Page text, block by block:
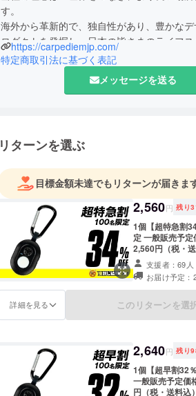
す。
海外から革新的で、独自性があり、豊かな
ロダクトを発掘し、日本の皆さまのライフス
かなものにすることに努めます。
また、高品質で魅力的な商品を提供するだけ
に寄り添ったカスタマーサポートや迅速な配
https://carpediemjp.com/
特定商取引法に基づく表記
メッセージを送る
リターンを選ぶ
目標金額未達でもリターンが届きま
2,560円 残り
1個【超特急割
定 一般販売予定価格 3,875円 →
2,560円（税・送料込）
虫封じ結界 × 1
さい。 [ ①リストタイプ
ダータイプ ]
(Type-C) × １ ■説明
ン・仕様は変更
支援者：69人
お届け予定：
詳細を見る このリターンを選
2,640円 残り
1個【超早割32
一般販売予定
円（税・送料込） 【内容】 ■虫封じ